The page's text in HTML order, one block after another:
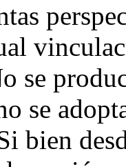
se
se
bien